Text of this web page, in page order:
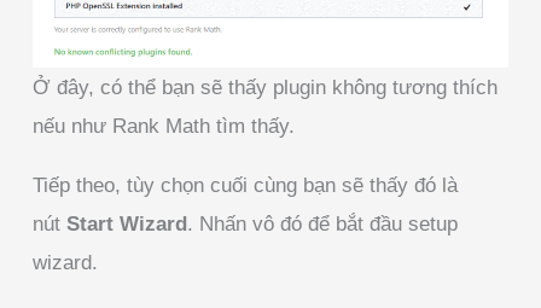
Ở đây, có thể bạn sẽ thấy plugin không tương thích
nếu như Rank Math tìm thấy.
Tiếp theo, tùy chọn cuối cùng bạn sẽ thấy đó là
nút Start Wizard. Nhấn vô đó để bắt đầu setup
wizard.